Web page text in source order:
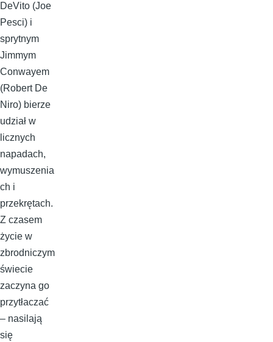
DeVito (Joe
Pesci) i
sprytnym
Jimmym
Conwayem
(Robert De
Niro) bierze
udział w
licznych
napadach,
wymuszenia
ch i
przekrętach.
Z czasem
życie w
zbrodniczym
świecie
zaczyna go
przytłaczać
– nasilają
się